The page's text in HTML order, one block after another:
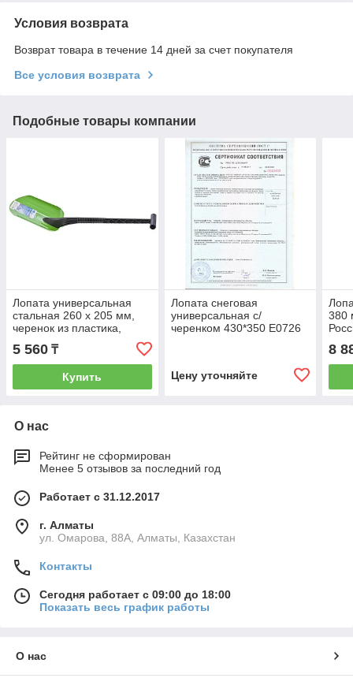
Условия возврата
Возврат товара в течение 14 дней за счет покупателя
Все условия возврата
Подобные товары компании
Лопата универсальная
стальная 260 x 205 мм,
черенок из пластика,
Россия. Сибртеx 61623
5 560 ₸
Купить
Лопата снеговая
универсальная с/
черенком 430*350 Е0726
Цену уточняйте
380
8
О нас
Рейтинг не сформирован
Менее 5 отзывов за последний год
Работает с 31.12.2017
г. Алматы
ул. Омарова, 88А, Алматы, Казахстан
Контакты
Сегодня работает с 09:00 до 18:00
Показать весь график работы
О нас